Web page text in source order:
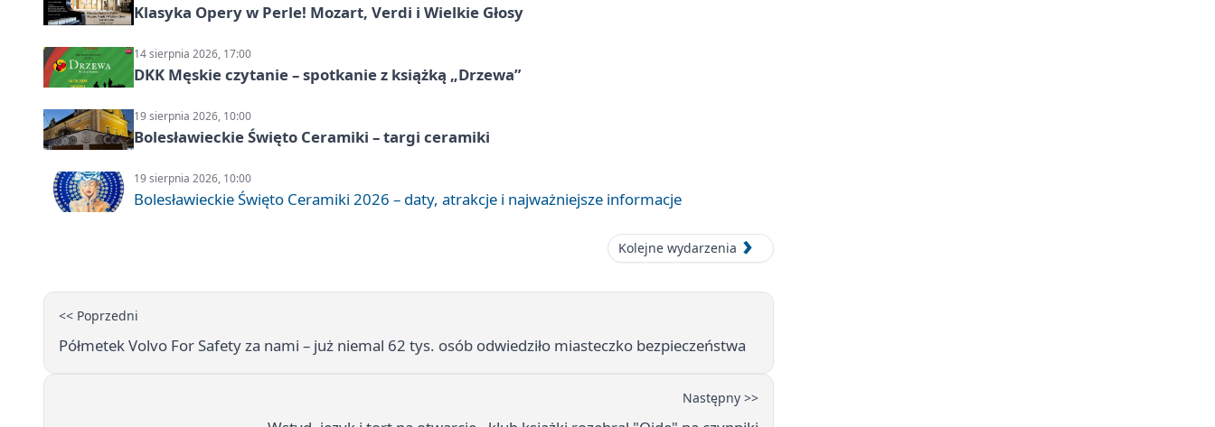
Klasyka Opery w Perle! Mozart, Verdi i Wielkie Głosy
14 sierpnia 2026, 17:00
DKK Męskie czytanie – spotkanie z książką „Drzewa”
19 sierpnia 2026, 10:00
Bolesławieckie Święto Ceramiki – targi ceramiki
19 sierpnia 2026, 10:00
Bolesławieckie Święto Ceramiki 2026 – daty, atrakcje i najważniejsze informacje
Kolejne wydarzenia
<< Poprzedni
Półmetek Volvo For Safety za nami – już niemal 62 tys. osób odwiedziło miasteczko bezpieczeństwa
Następny >>